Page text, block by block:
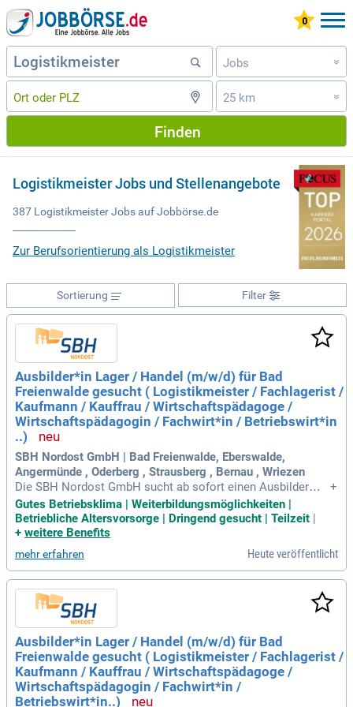
Jobs »
25 km »
Finden
Logistikmeister Jobs und Stellenangebote
387 Logistikmeister Jobs auf Jobbörse.de
Zur Berufsorientierung als Logistikmeister
Filter
Sortierung
Ausbilder*in Lager / Handel (m/w/d) für Bad
Freienwalde gesucht ( Logistikmeister / Fachlagerist /
Kaufmann / Kauffrau / Wirtschaftspädagoge /
Wirtschaftspädagogin / Fachwirt*in / Betriebswirt*in
..)
SBH Nordost GmbH | Bad Freienwalde, Eberswalde,
Angermünde , Oderberg , Strausberg , Bernau , Wriezen
Die SBH Nordost GmbH sucht ab sofort einen Ausbilder
(m/w/d) für den Fachbereich Lager/Handel in Bad Freienwal
de. Diese Position kann in Voll- oder Teilzeit besetzt werde
n. Im Rahmen der BvB gem. §51 SGB III unterstützen wir jun
Unser Ziel ist es, individuelle Berufsorientierung zu bieten u
nd praktische Grundlagen für eine erfolgreiche Ausbildung z
u vermitteln. An über 130 Standorten setzen wir auf modern
e Bildungskonzepte. Bewerben Sie sich jetzt und gestalten S
ie die Zukunft junger Talente aktiv mit!
+
Gutes Betriebsklima | Weiterbildungsmöglichkeiten |
Betriebliche Altersvorsorge | Dringend gesucht | Teilzeit |
+ weitere Benefits
mehr erfahren Heute veröffentlicht
Ausbilder*in Lager / Handel (m/w/d) für Bad
Freienwalde gesucht ( Logistikmeister / Fachlagerist /
Kaufmann / Kauffrau / Wirtschaftspädagoge /
Wirtschaftspädagogin / Fachwirt*in /
Betriebswirt*in..)